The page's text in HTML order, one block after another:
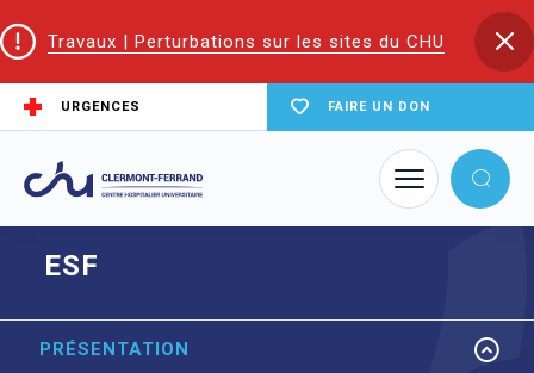
Travaux | Perturbations sur les sites du CHU
URGENCES FAIRE UN DON
Accueil
EIFS | Écoles et Instituts de Formation en Santé
ESF
ESF
PRÉSENTATION